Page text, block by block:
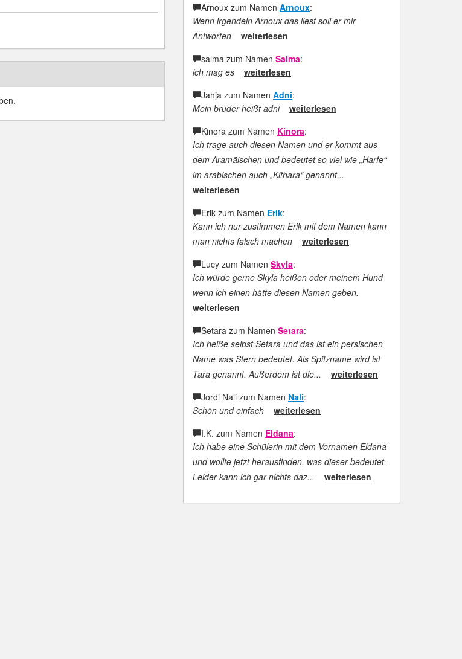
Arnoux zum Namen Arnoux:
Wenn irgendein Arnoux das liest soll er mir
Antworten
weiterlesen
salma zum Namen Salma:
ich mag es
weiterlesen
Jahja zum Namen Adni:
Mein bruder heißt adni
weiterlesen
Kinora zum Namen Kinora:
Ich trage auch diesen Namen und er kommt aus
dem Aramäischen und bedeutet so viel wie „Harfe“
im arabischen auch „Kithara“ genannt...
weiterlesen
Erik zum Namen Erik:
Kann ich nur zustimmen Erik mit dem Namen kann
man nichts falsch machen
weiterlesen
Lucy zum Namen Skyla:
Ich würde gerne Skyla heißen oder meinem Hund
wenn ich einen hätte diesen Namen geben.
weiterlesen
Setara zum Namen Setara:
Ich heiße selbst Setara und das ist ein persischen
Name was Stern bedeutet. Als Spitzname wird ist
Tara genannt. Außerdem ist die...
weiterlesen
Jordi Nali zum Namen Nali:
Schön und einfach
weiterlesen
I.K. zum Namen Eldana:
Ich habe eine Schülerin mit dem Vornamen Eldana
und wollte jetzt herausfinden, was dieser bedeutet.
Leider kann ich gar nichts daz...
weiterlesen